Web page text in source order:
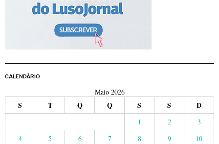
CALENDÁRIO
Maio 2026
S T Q Q S S D
1 2
3
4
5 6 7 8 9
10